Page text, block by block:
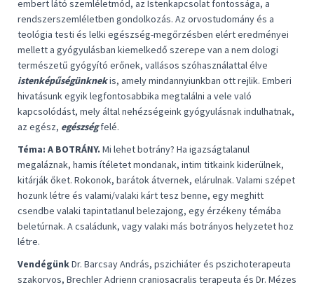
embert látó szemléletmód, az Istenkapcsolat fontossága, a
rendszerszemléletben gondolkozás. Az orvostudomány és a
teológia testi és lelki egészség-megőrzésben elért eredményei
mellett a gyógyulásban kiemelkedő szerepe van a nem dologi
természetű gyógyító erőnek, vallásos szóhasználattal élve
istenképűségünknekis, amely mindannyiunkban ott rejlik. Emberi
hivatásunk egyik legfontosabbika megtalálni a vele való
kapcsolódást, mely által nehézségeink gyógyulásnak indulhatnak,
az egész, egészségfelé.
Téma: A BOTRÁNY. Mi lehet botrány? Ha igazságtalanul
megaláznak, hamis ítéletet mondanak, intim titkaink kiderülnek,
kitárják őket. Rokonok, barátok átvernek, elárulnak. Valami szépet
hozunk létre és valami/valaki kárt tesz benne, egy meghitt
csendbe valaki tapintatlanul belezajong, egy érzékeny témába
beletúrnak. A családunk, vagy valaki más botrányos helyzetet hoz
létre.
VendégünkDr. Barcsay András, pszichiáter és pszichoterapeuta
szakorvos, Brechler Adrienn craniosacralis terapeuta és Dr. Mézes